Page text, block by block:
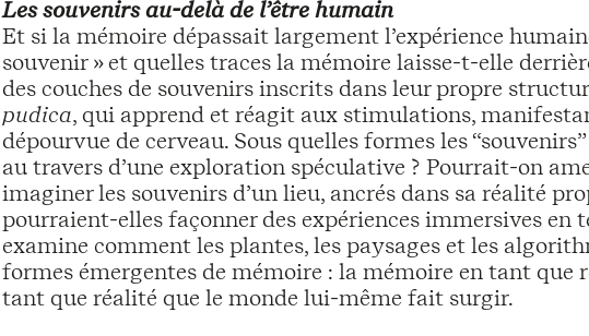
Les souvenirs au-delà de l’être humain
Et si la mémoire dépassait largement l’expérience
souvenir » et quelles traces la mémoire laisse-t-elle
des couches de souvenirs inscrits dans leur propre
pudica, qui apprend et réagit aux stimulations,
dépourvue de cerveau. Sous quelles formes les
au travers d’une exploration spéculative ? Pourrait-on
imaginer les souvenirs d’un lieu, ancrés dans sa réalité
pourraient-elles façonner des expériences immersives en
examine comment les plantes, les paysages et les
formes émergentes de mémoire : la mémoire en tant que
tant que réalité que le monde lui-même fait surgir.